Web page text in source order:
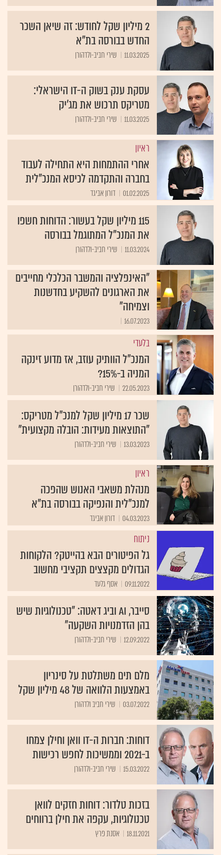
2 מיליון שקל לחודש: זה שיאן השכר
החדש בבורסה בת"א
11.03.2025 שירי חביב-ולדהורן
עסקת ענק בשוק ה-IT הישראלי:
מטריקס תרכוש את מג'יק
11.03.2025 שירי חביב-ולדהורן
ראיון
אחרי ההתמחות היא התחילה לעבוד
בחברה והתקדמה לכיסא המנכ"לית
01.02.2025 דורון אביגד
115 מיליון שקל בעשור: הדוחות חשפו
את המנכ"ל המתוגמל בבורסה
11.03.2024 שירי חביב-ולדהורן
"האינפלציה והמשבר הכלכלי מחייבים
את הארגונים להשקיע בחדשנות
וצמיחה"
16.07.2023
בלעדי
המנכ"ל הוותיק עוזב, אז מדוע זינקה
המניה ב-15%?
22.05.2023 שירי חביב-ולדהורן
שכר 17 מיליון שקל למנכ"ל מטריקס:
"התוצאות מעידות: הובלה מקצועית"
13.03.2023 שירי חביב-ולדהורן
ראיון
מנהלת משאבי האנוש שהפכה
למנכ"לית והנפיקה בבורסה בת"א
04.03.2023 דורון אביגד
ניתוח
גל הפיטורים הבא בהייטק? הלקוחות
הגדולים מקצצים תקציבי מחשוב
09.11.2022 אסף גלעד
סייבר, AI וביג דאטה: "טכנולוגיות שיש
בהן הזדמנויות השקעה"
12.09.2022 שירי חביב-ולדהורן
מלם תים משתלטת על סינריון
באמצעות הלוואה של 48 מיליון שקל
03.07.2022 שירי חביב ולדהורן
דוחות: חברות ה-IT וואן וחילן צמחו
ב-2021 וממשיכות לחפש רכישות
15.03.2022 שירי חביב-ולדהורן
בזכות טלדור: דוחות חזקים לוואן
טכנולוגיות, עקפה את חילן ברווחים
18.11.2021 אסנת פרץ